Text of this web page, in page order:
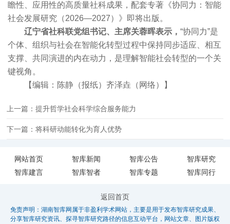
瞻性、应用性的高质量社科成果，配套专著《协同力：智能
社会发展研究（2026—2027）》即将出版。
辽宁省社科联党组书记、主席关蓉晖表示， “协同力”是
个体、组织与社会在智能化转型过程中保持同步适应、相互
支撑、共同演进的内在动力，是理解智能社会转型的一个关
键视角。
【编辑：陈静（报纸）齐泽垚（网络）】
上一篇：提升哲学社会科学综合服务能力
下一篇：将科研动能转化为育人优势
网站首页 智库新闻 智库公告
智库研究
智库建言
智库智者 智库专题 智库同行
返回首页
免责声明：湖南智库网属于非盈利学术网站，主要是用于发布智库研究成果、
分享智库研究资讯、探寻智库研究路径的信息互动平台，网站文章、图片版权